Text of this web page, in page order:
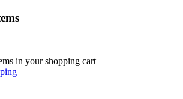
in your shopping cart